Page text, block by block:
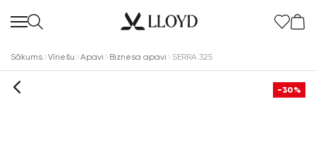
Sākums Vīriešu Apavi Biznesa apavi SERRA 325
-30%